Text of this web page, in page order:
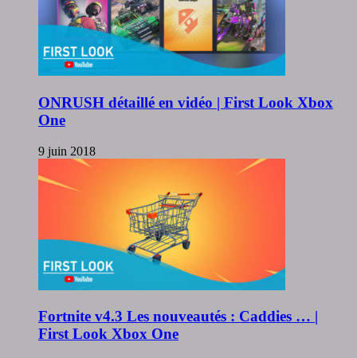
ONRUSH détaillé en vidéo | First Look Xbox
One
9 juin 2018
Fortnite v4.3 Les nouveautés : Caddies … |
First Look Xbox One